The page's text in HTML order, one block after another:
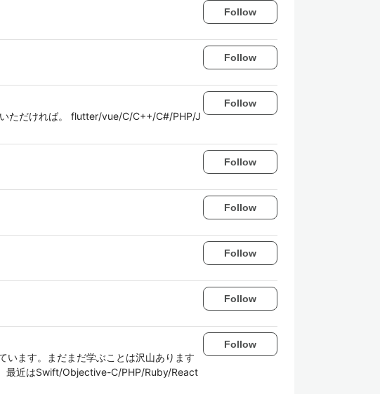
Follow
Follow
ただければ。 flutter/vue/C/C++/C#/PHP/J
Follow
Follow
Follow
Follow
Follow
ます。まだまだ学ぶことは沢山あります
最近はSwift/Objective-C/PHP/Ruby/React
Follow